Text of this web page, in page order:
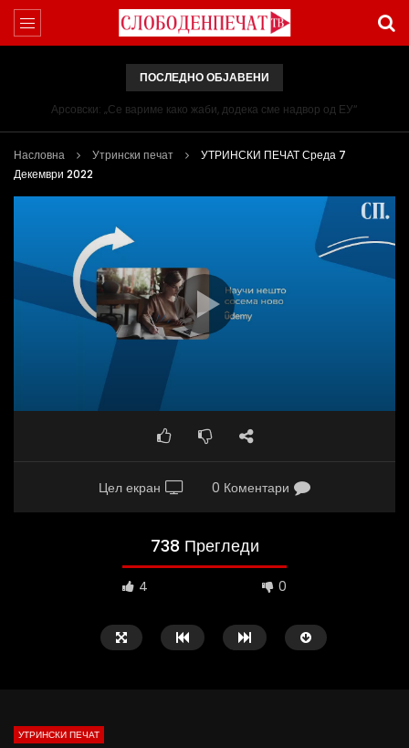
ПОСЛЕДНО ОБЈАВЕНИ
Арсовски: „Се вариме како жаби, додека сме надвор од ЕУ“
Насловна Утрински печат
УТРИНСКИ ПЕЧАТ Среда 7
Декември 2022
Цел екран 0 Коментари
738 Прегледи
4 0
УТРИНСКИ ПЕЧАТ